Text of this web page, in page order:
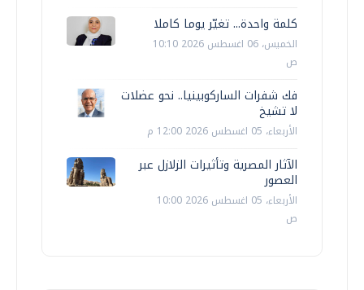
كلمة واحدة... تغيّر يوما كاملا
الخميس، 06 اغسطس 2026 10:10
ص
فك شفرات الساركوبينيا.. نحو عضلات
لا تشيخ
الأربعاء، 05 اغسطس 2026 12:00 م
الآثار المصرية وتأثيرات الزلازل عبر
العصور
الأربعاء، 05 اغسطس 2026 10:00
ص